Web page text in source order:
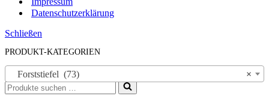
Datenschutzerklärung
Schließen
PRODUKT-KATEGORIEN
×
Forststiefel (73)
Suchen
nach …